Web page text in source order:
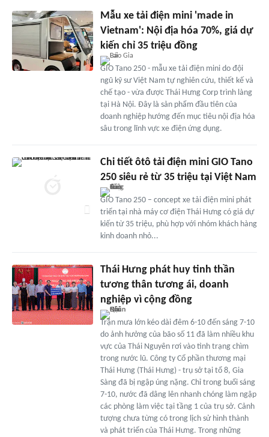
Mẫu xe tải điện mini 'made in
Vietnam': Nội địa hóa 70%, giá dự
kiến chỉ 35 triệu đồng
GIO Tano 250 - mẫu xe tải điện mini do đội
ngũ kỹ sư Việt Nam tự nghiên cứu, thiết kế và
chế tạo - vừa được Thái Hưng Corp trình làng
tại Hà Nội. Đây là sản phẩm đầu tiên của
doanh nghiệp hướng đến mục tiêu nội địa hóa
sâu trong lĩnh vực xe điện ứng dụng.
Chi tiết ôtô tải điện mini GIO Tano
250 siêu rẻ từ 35 triệu tại Việt Nam
GIO Tano 250 – concept xe tải điện mini phát
triển tại nhà máy cơ điện Thái Hưng có giá dự
kiến từ 35 triệu, phù hợp với nhóm khách hàng
kinh doanh nhỏ...
Thái Hưng phát huy tinh thần
tương thân tương ái, doanh
nghiệp vì cộng đồng
Trận mưa lớn kéo dài đêm 6-10 đến sáng 7-10
do ảnh hưởng của bão số 11 đã làm nhiều khu
vực của Thái Nguyên rơi vào tình trạng chìm
trong nước lũ. Công ty Cổ phần thương mại
Thái Hưng (Thái Hưng) - trụ sở tại tổ 8, Gia
Sàng đã bị ngập úng nặng. Chỉ trong buổi sáng
7-10, nước đã dâng lên nhanh chóng làm ngập
các phòng làm việc tại tầng 1 của trụ sở. Cảnh
tượng chưa từng có trong lịch sử hình thành
và phát triển của Thái Hưng. Trong những